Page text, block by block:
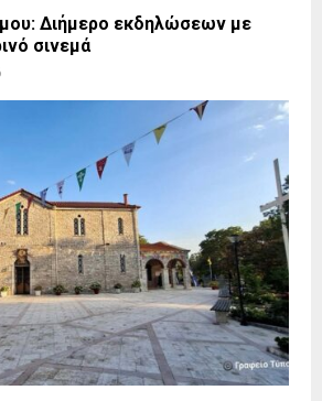
Διήμερο εκδηλώσεων με
σινεμά